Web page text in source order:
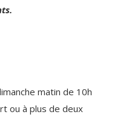
matin de 10h
ou à plus de deux